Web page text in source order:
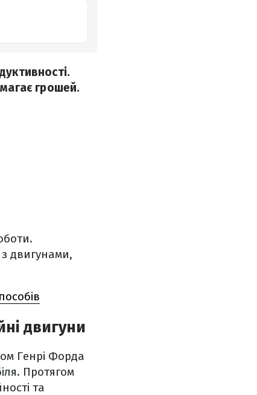
грошей.
двигунами,
двигуни
Генрі Форда
Протягом
та